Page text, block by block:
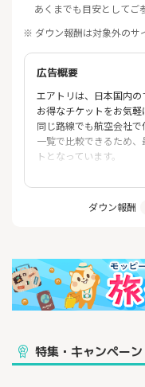
あくまでも目安としてご
※ ダウン報酬は対象外のサ
広告概要
エアトリは、日本国内の
お得なチケットをお気軽
同じ路線でも航空会社
一覧で比較できるため
トとなっています。
また、会員の方はご購
貯めたポイントは次回
イレージやギフト券と
ダウン報酬
特集・キャンペーン